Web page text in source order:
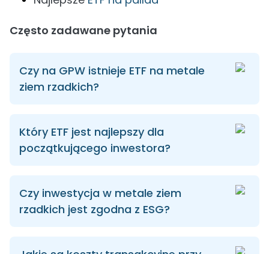
Często zadawane pytania
Czy na GPW istnieje ETF na metale
ziem rzadkich?
Który ETF jest najlepszy dla
początkującego inwestora?
Czy inwestycja w metale ziem
rzadkich jest zgodna z ESG?